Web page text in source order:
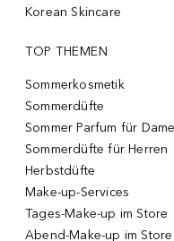
Korean Skincare
TOP THEMEN
Sommerkosmetik
Sommerdüfte
Sommer Parfum für
Sommerdüfte für Herren
Herbstdüfte
Make-up-Services
Tages-Make-up im Store
Abend-Make-up im Store